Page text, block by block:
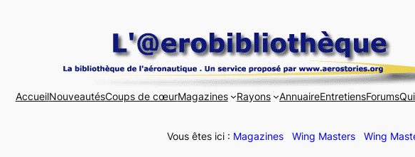
AccueilNouveautésCoups de cœurMagazines Rayons AnnuaireEntretiensForums
Vous êtes ici : Magazines Wing Masters Wing